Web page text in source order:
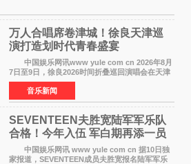
万人合唱席卷津城！徐良天津巡
演打造划时代青春盛宴
中国娱乐网讯www yule com cn 2026年8月
7日至9日，徐良2026时间折叠巡回演唱会在天津
连续举办三场演出。整场演出凭借扎实的音乐内
容、有温度的舞台叙事与充满巧思的现场设计，
为天津本地及专
音乐新闻
SEVENTEEN夫胜宽陆军军乐队
合格！今年入伍 军白期再添一员
中国娱乐网讯 www yule com cn 据10日独
家报道，SEVENTEEN成员夫胜宽报名陆军军乐